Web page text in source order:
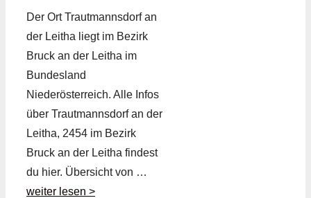
Der Ort Trautmannsdorf an
der Leitha liegt im Bezirk
Bruck an der Leitha im
Bundesland
Niederösterreich. Alle Infos
über Trautmannsdorf an der
Leitha, 2454 im Bezirk
Bruck an der Leitha findest
du hier. Übersicht von …
weiter lesen >